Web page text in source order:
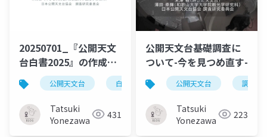
20250701_『公開天文
台白書2025』の作成過
程と調査協力のお願い
について
公開天文台 白書2025 調査 基礎資料
Tatsuki
Yonezawa
431
公開天文台基礎調査に
ついて-今を見つめ直す-
公開天文台 調査
Tatsuki
Yonezawa
223